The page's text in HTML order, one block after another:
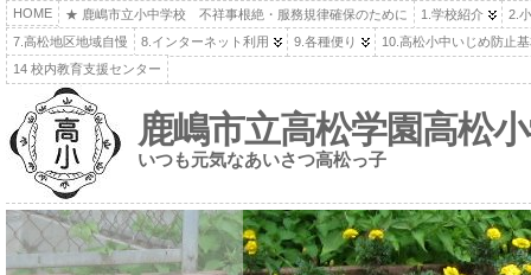
HOME ★ 鹿嶋市立小中学校 不祥事根絶・服務規律確保のために 1.学校紹介
2.
7.高松地区地域自慢
8.インターネット利用 9.各種便り
10.高松小中いじめ防止
14 校内教育支援センター
鹿嶋市立高松学園高松
いつも元気なあいさつ高松っ子